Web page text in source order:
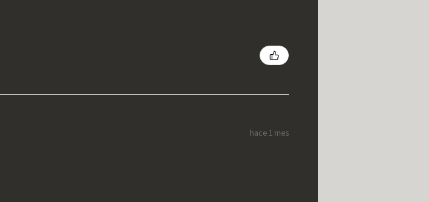
hace 1 mes